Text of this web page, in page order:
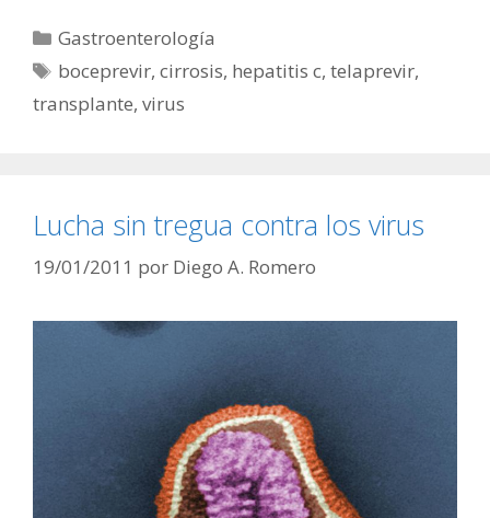
Categorías
Gastroenterología
Etiquetas
boceprevir,cirrosis, hepatitis c,telaprevir,
transplante, virus
Lucha sin tregua contra los virus
19/01/2011 por Diego A. Romero